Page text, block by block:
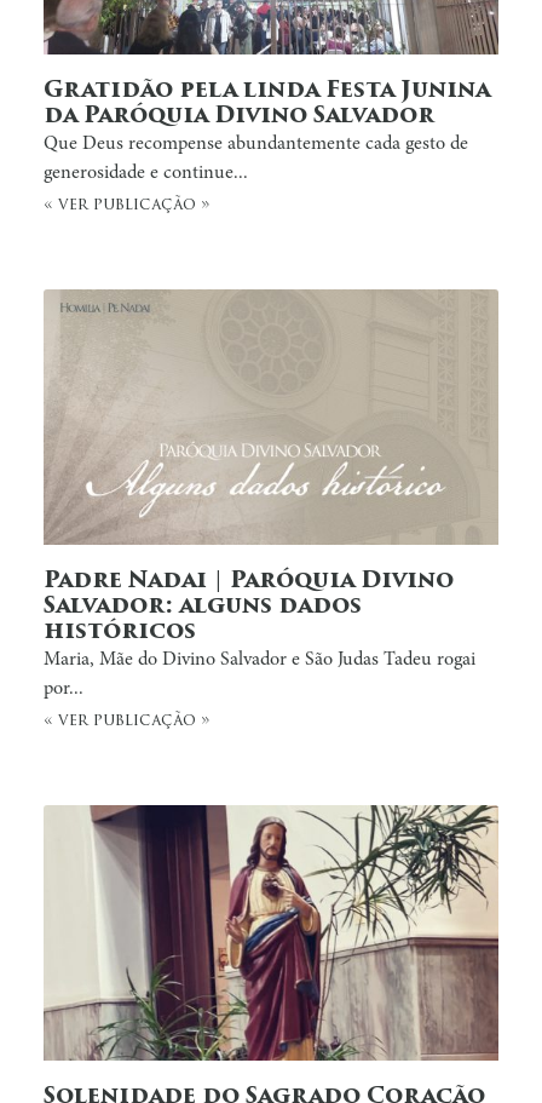
Gratidão pela linda Festa Junina
da Paróquia Divino Salvador
Que Deus recompense abundantemente cada gesto de
generosidade e continue...
« ver publicação »
Padre Nadai | Paróquia Divino
Salvador: alguns dados
históricos
Maria, Mãe do Divino Salvador e São Judas Tadeu rogai
por...
« ver publicação »
Solenidade do Sagrado Coração